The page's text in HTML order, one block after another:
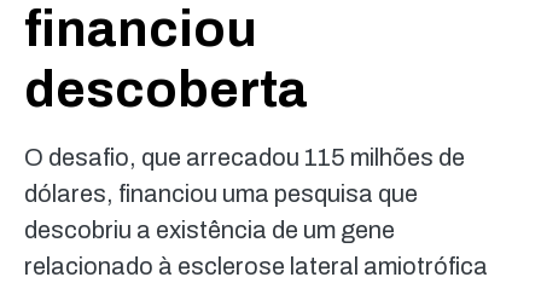
financiou
descoberta
O desafio, que arrecadou 115 milhões de
dólares, financiou uma pesquisa que
descobriu a existência de um gene
relacionado à esclerose lateral amiotrófica